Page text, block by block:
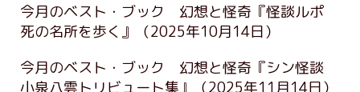
今月のベスト・ブック 幻想と怪奇『怪談ルポ
死の名所を歩く』
（2025年10月14日）
今月のベスト・ブック 幻想と怪奇『シン怪談
小泉八雲トリビュート集』
（2025年11月14日）